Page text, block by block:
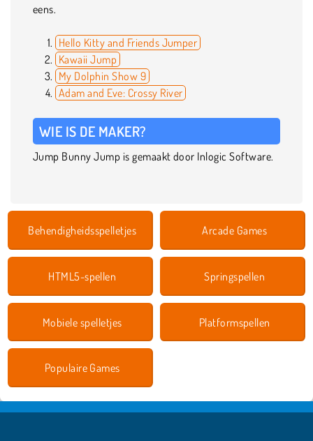
eens.
Hello Kitty and Friends Jumper
Kawaii Jump
My Dolphin Show 9
Adam and Eve: Crossy River
WIE IS DE MAKER?
Jump Bunny Jump is gemaakt door Inlogic Software.
Behendigheidsspelletjes Arcade Games
HTML5-spellen Springspellen
Mobiele spelletjes Platformspellen
Populaire Games